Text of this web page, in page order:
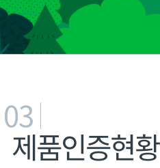
03
제품인증현황